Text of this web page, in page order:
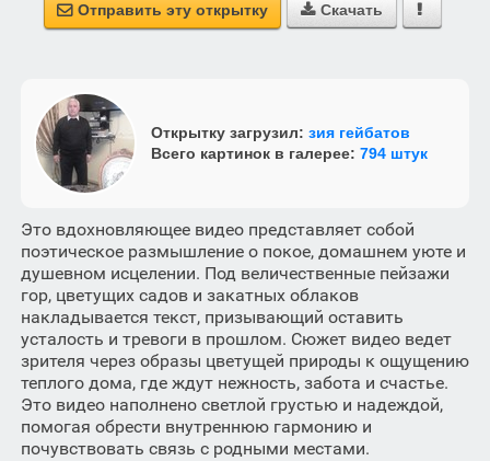
 Отправить эту открытку  Скачать 
Открытку загрузил: зия гейбатов
Всего картинок в галерее: 794 штук
Это вдохновляющее видео представляет собой
поэтическое размышление о покое, домашнем уюте и
душевном исцелении. Под величественные пейзажи
гор, цветущих садов и закатных облаков
накладывается текст, призывающий оставить
усталость и тревоги в прошлом. Сюжет видео ведет
зрителя через образы цветущей природы к ощущению
теплого дома, где ждут нежность, забота и счастье.
Это видео наполнено светлой грустью и надеждой,
помогая обрести внутреннюю гармонию и
почувствовать связь с родными местами.